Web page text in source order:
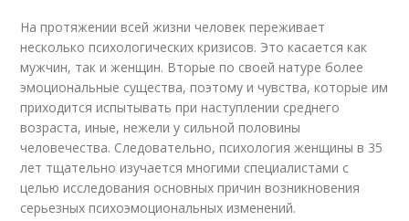
На протяжении всей жизни человек переживает
несколько психологических кризисов. Это касается как
мужчин, так и женщин. Вторые по своей натуре более
эмоциональные существа, поэтому и чувства, которые им
приходится испытывать при наступлении среднего
возраста, иные, нежели у сильной половины
человечества. Следовательно, психология женщины в 35
лет тщательно изучается многими специалистами с
целью исследования основных причин возникновения
серьезных психоэмоциональных изменений.